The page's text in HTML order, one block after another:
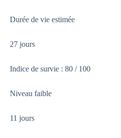
Durée de vie estimée
27 jours
Indice de survie : 80 / 100
Niveau faible
11 jours